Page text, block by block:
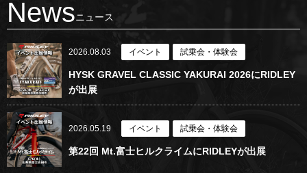
Newsニュース
2026.08.03 イベント 試乗会・体験会
HYSK GRAVEL CLASSIC YAKURAI 2026にRIDLEY
が出展
2026.05.19 イベント 試乗会・体験会
第22回 Mt.富士ヒルクライムにRIDLEYが出展